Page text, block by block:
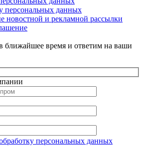
персональных данных
новостной и рекламной рассылки
время и ответим на ваши
персональных данных